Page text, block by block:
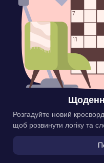
Розгадуйте новий
щоб розвинути логіку та